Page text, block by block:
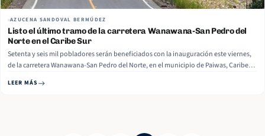
AZUCENA SANDOVAL BERMÚDEZ
Listo el último tramo de la carretera Wanawana-San Pedro del
Norte en el Caribe Sur
Setenta y seis mil pobladores serán beneficiados con la inauguración este viernes,
de la carretera Wanawana-San Pedro del Norte, en el municipio de Paiwas, Caribe
Sur. Según informó este lunes el Ministerio de Transporte e Infraestructura (MTI),
son 20 kilómetros que corresponden al último tramo de esta importante… Read
LEER MÁS